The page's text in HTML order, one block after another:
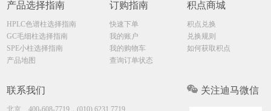
产品选择指南
HPLC色谱柱选择指南
GC毛细柱选择指南
SPE小柱选择指南
产品地图
订购指南
快速下单
我的账户
我的购物车
查询订单状态
积点商城
积点兑换
兑换规则
如何获取积点
联系我们 关注迪马微信